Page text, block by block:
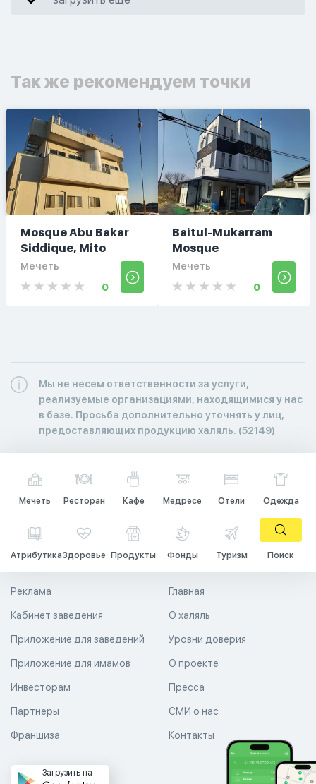
Так же рекомендуем точки
Mosque Abu Bakar
Siddique, Mito
Мечеть
0
Baitul-Mukarram
Mosque
Мечеть
0
Мы не несем ответственности за услуги,
реализуемые организациями, находящимися у нас
в базе. Просьба дополнительно уточнять у лиц,
предоставляющих продукцию халяль. (52149)
Мечеть Ресторан Кафе Медресе Отели Одежда
АтрибутикаЗдоровье Продукты Фонды Туризм Поиск
Главная
О халяль
Уровни доверия
Реклама
Кабинет заведения
Приложение для заведений
Приложение для имамов О проекте
Пресса
СМИ о нас
Контакты
Инвесторам
Партнеры
Франшиза
Загрузить на